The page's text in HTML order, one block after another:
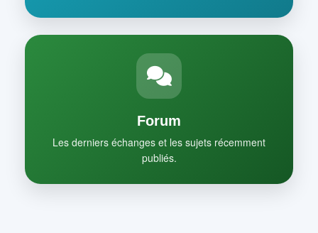
Forum
Les derniers échanges et les sujets récemment
publiés.